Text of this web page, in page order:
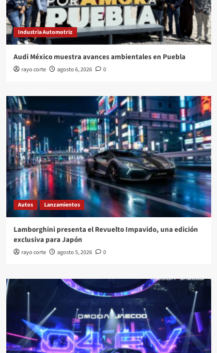
Industria Automotriz
Audi México muestra avances ambientales en Puebla
rayo corte agosto 6, 2026 0
Autos Lanzamientos
Lamborghini presenta el Revuelto Impavido, una edición
exclusiva para Japón
rayo corte agosto 5, 2026 0